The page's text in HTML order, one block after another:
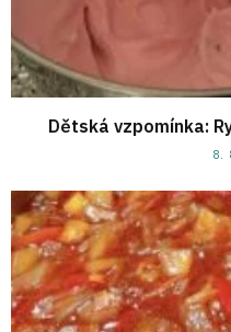
Dětská vzpomínka:
8.